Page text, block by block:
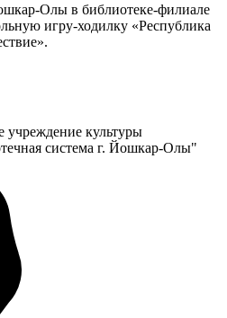
Олы в библиотеке-филиале
игру-ходилку «Республика
культуры
система г. Йошкар-Олы"